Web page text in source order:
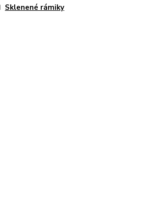
Sklenené rámiky